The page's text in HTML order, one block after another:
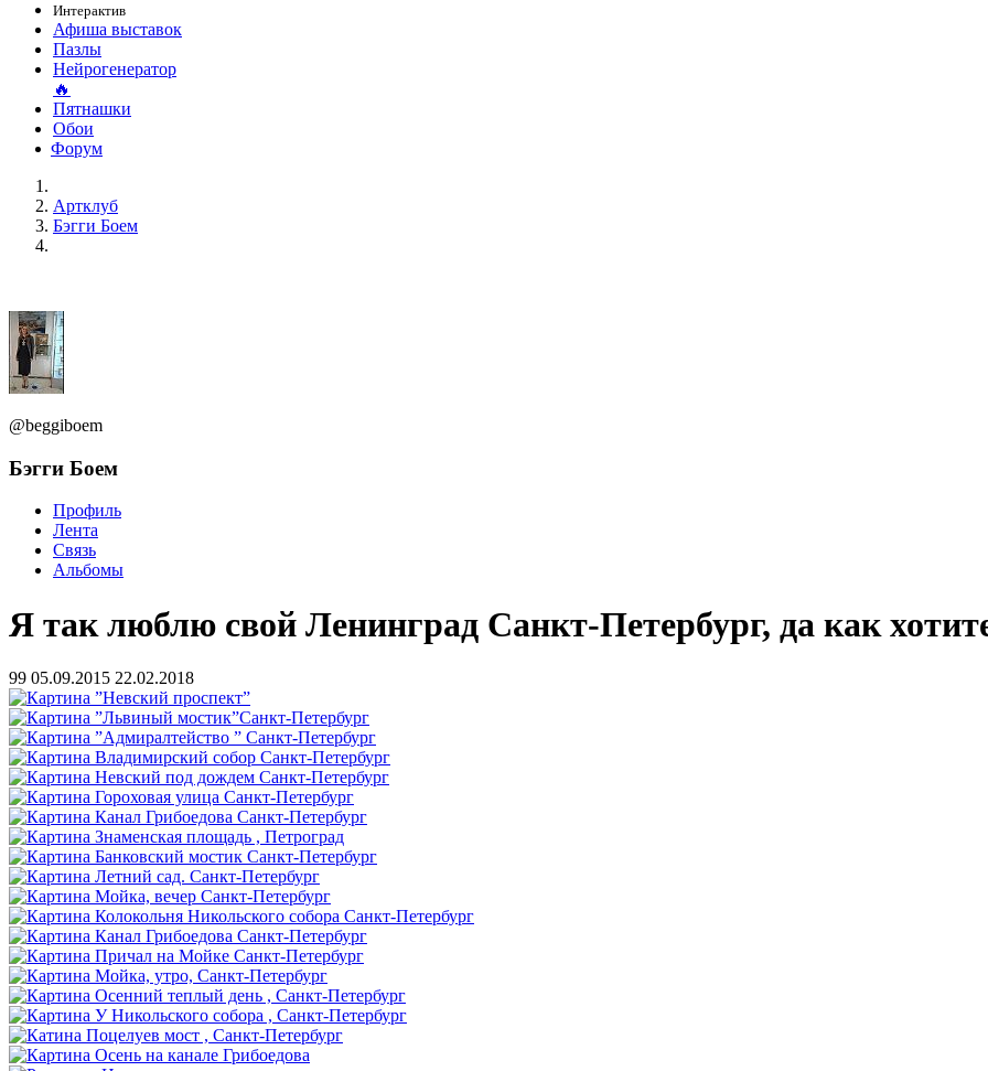
Интерактив
Афиша выставок
Пазлы
Нейрогенератор
🔥
Пятнашки
Обои
Форум
Артклуб
Бэгги Боем
@beggiboem
Бэгги Боем
Профиль
Лента
Связь
Альбомы
Я так люблю свой Ленинград Санкт-Петербург, да как
99 05.09.2015 22.02.2018